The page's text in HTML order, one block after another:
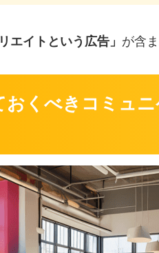
エイトという広告」 が含
おくべきコミュ